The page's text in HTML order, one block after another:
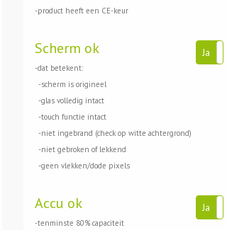
-product heeft een CE-keur
Scherm ok
-dat betekent:
-scherm is origineel
-glas volledig intact
-touch functie intact
-niet ingebrand (check op witte achtergrond)
-niet gebroken of lekkend
-geen vlekken/dode pixels
Ja
Accu ok
-tenminste 80% capaciteit
Ja